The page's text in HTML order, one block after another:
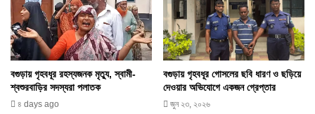
বগুড়ায় গৃহবধূর রহস্যজনক মৃত্যু, স্বামী-
শ্বশুরবাড়ির সদস্যরা পলাতক
৪ days ago
বগুড়ায় গৃহবধূর গোসলের ছবি ধারণ ও ছড়িয়ে
দেওয়ার অভিযোগে একজন গ্রেপ্তার
জুন ২৩, ২০২৬